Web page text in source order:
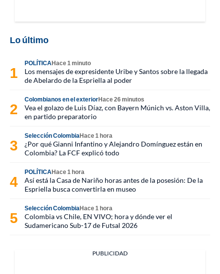
Lo último
POLÍTICAHace 1 minuto
Los mensajes de expresidente Uribe y Santos sobre la llegada
de Abelardo de la Espriella al poder
Colombianos en el exteriorHace 26 minutos
Vea el golazo de Luis Díaz, con Bayern Múnich vs. Aston Villa,
en partido preparatorio
Selección ColombiaHace 1 hora
¿Por qué Gianni Infantino y Alejandro Domínguez están en
Colombia? La FCF explicó todo
POLÍTICAHace 1 hora
Así está la Casa de Nariño horas antes de la posesión: De la
Espriella busca convertirla en museo
Selección ColombiaHace 1 hora
Colombia vs Chile, EN VIVO; hora y dónde ver el
Sudamericano Sub-17 de Futsal 2026
PUBLICIDAD